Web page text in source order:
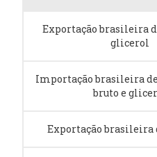
Exportação brasileira
glicerol
Importação brasileira
bruto e
Exportação brasileira